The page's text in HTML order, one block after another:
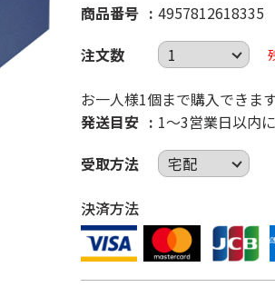
商品番号
4957812618335
注文数
お一人様1個まで購入できま
発送目安
1～3営業日以内
受取方法
決済方法